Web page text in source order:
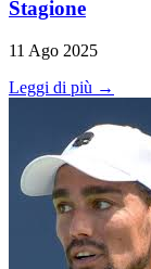
Stagione
11 Ago 2025
Leggi di più →